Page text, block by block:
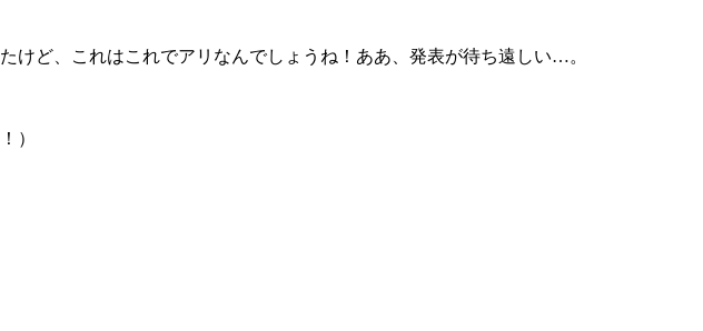
けど、これはこれでアリなんでしょうね！ああ、発表が待ち遠しい…。
）